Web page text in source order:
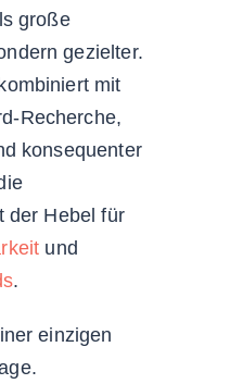
große
gezielter.
mit
Recherche,
konsequenter
der Hebel für
und
.
einzigen